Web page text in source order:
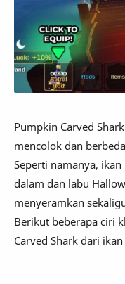
Pumpkin Carved
mencolok dan
Seperti namanya,
dalam dan labu
menyeramkan
Berikut beberapa ciri
Carved Shark dari ikan